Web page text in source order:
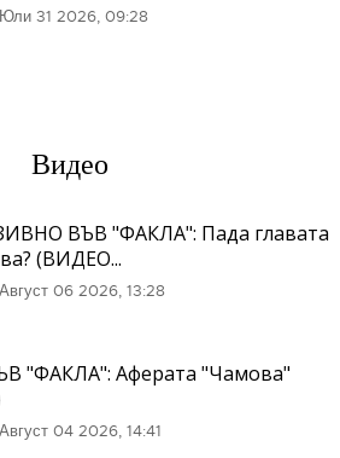
Юли 31 2026, 09:28
Видео
ВЪВ "ФАКЛА": Пада главата
(ВИДЕО...
Август 06 2026, 13:28
"ФАКЛА": Аферата "Чамова"
Август 04 2026, 14:41